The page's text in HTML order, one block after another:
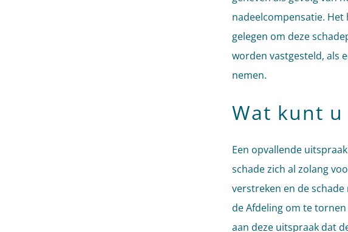
nadeelcompensatie.
gelegen om deze
worden vastgesteld, als
nemen.
Wat kunt u
Een opvallende
schade zich al zolang
verstreken en de
de Afdeling om te
aan deze uitspraak dat